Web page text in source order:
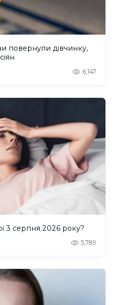
повернули дівчинку,
6,147
3 серпня 2026 року?
5,789